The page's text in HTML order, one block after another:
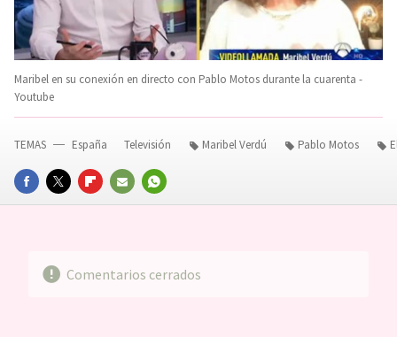
Maribel en su conexión en directo con Pablo Motos durante la cuarenta -
Youtube
FACEBOOKTWITTERFLIPBOARD
E-
WHATSAPP
TEMAS España Televisión Maribel Verdú Pablo Motos
Comentarios cerrados